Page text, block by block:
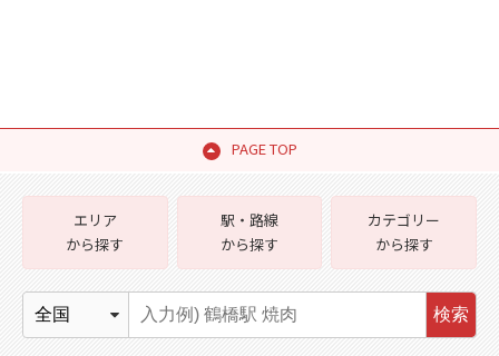
PAGE TOP
エリア
から探す
駅・路線
から探す
カテゴリー
から探す
検索